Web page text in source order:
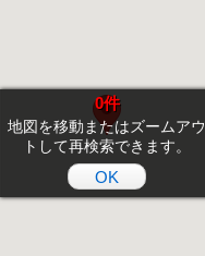
0件
地図を移動またはズームアウ
トして再検索できます。
OK